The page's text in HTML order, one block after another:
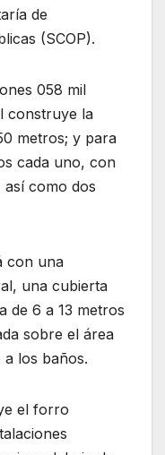
de
(SCOP).
058 mil
construye la
metros; y para
cada uno, con
como dos
con una
una cubierta
de 6 a 13 metros
sobre el área
los baños.
el forro